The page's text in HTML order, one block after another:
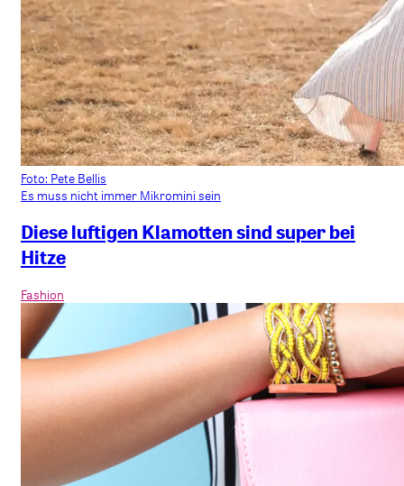
Foto: Pete Bellis
Es muss nicht immer Mikromini sein
Diese luftigen Klamotten sind super bei
Hitze
Fashion